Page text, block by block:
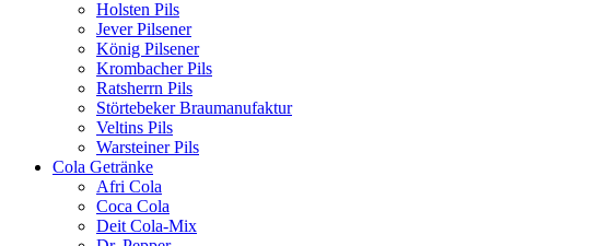
Holsten Pils
Jever Pilsener
König Pilsener
Krombacher Pils
Ratsherrn Pils
Störtebeker Braumanufaktur
Veltins Pils
Warsteiner Pils
Cola Getränke
Afri Cola
Coca Cola
Deit Cola-Mix